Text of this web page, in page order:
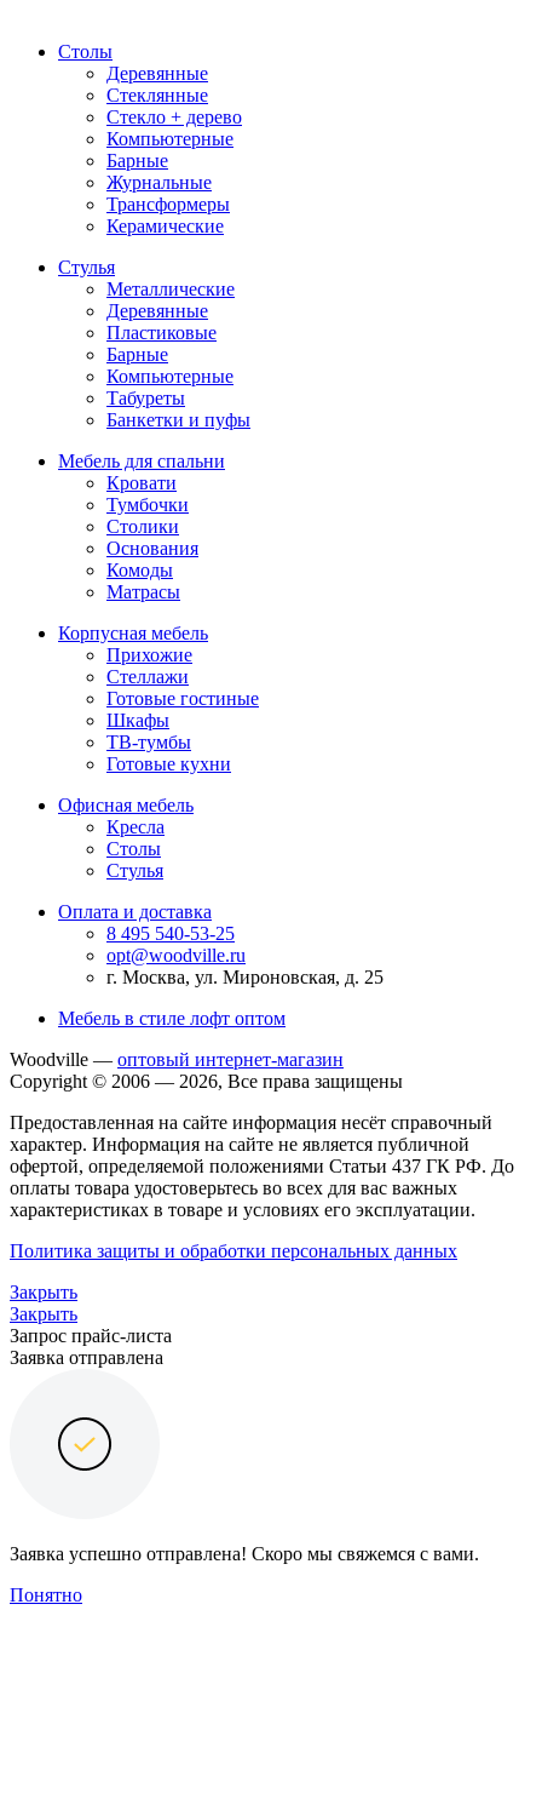
Столы
Деревянные
Стеклянные
Стекло + дерево
Компьютерные
Барные
Журнальные
Трансформеры
Керамические
Стулья
Металлические
Деревянные
Пластиковые
Барные
Компьютерные
Табуреты
Банкетки и пуфы
Мебель для спальни
Кровати
Тумбочки
Столики
Основания
Комоды
Матрасы
Корпусная мебель
Прихожие
Стеллажи
Готовые гостиные
Шкафы
ТВ-тумбы
Готовые кухни
Офисная мебель
Кресла
Столы
Стулья
Оплата и доставка
8 495 540-53-25
opt@woodville.ru
г. Москва, ул. Мироновская, д. 25
Мебель в стиле лофт оптом
Woodville — оптовый интернет-магазин
Copyright © 2006 — 2026, Все права защищены
Предоставленная на сайте информация несёт справочный
характер. Информация на сайте не является публичной
офертой, определяемой положениями Статьи 437 ГК РФ. До
оплаты товара удостоверьтесь во всех для вас важных
характеристиках в товаре и условиях его эксплуатации.
Политика защиты и обработки персональных данных
Закрыть
Закрыть
Запрос прайс-листа
Заявка отправлена
Заявка успешно отправлена! Скоро мы свяжемся с вами.
Понятно